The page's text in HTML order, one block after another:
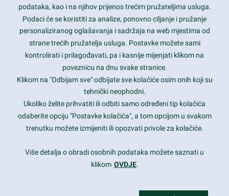
Contact Info
1600 Amphitheatre Parkway, Mountain View, CA 94043
prothemes.net@gmail.com
Daily: 9:00 am - 6:00 pm
Sunday: Closed
Copyright 2017FRESHFACE© All Rights Reserved
podataka, kao i na njihov prijenos trećim pružateljima usluga.
Podaci će se koristiti za analize, ponovno ciljanje i pružanje
personaliziranog oglašavanja i sadržaja na web mjestima od
strane trećih pružatelja usluga. Postavke možete sami
kontrolirati i prilagođavati, pa i kasnije mijenjati klikom na
poveznicu na dnu svake stranice.
Klikom na "Odbijam sve" odbijate sve kolačiće osim onih koji su
tehnički neophodni.
Ukoliko želite prihvatiti ili odbiti samo određeni tip kolačića
odaberite opciju "Postavke kolačića", a tom opcijom u svakom
trenutku možete izmijeniti ili opozvati privole za kolačiće.
Više detalja o obradi osobnih podataka možete saznati u
klikom OVDJE.